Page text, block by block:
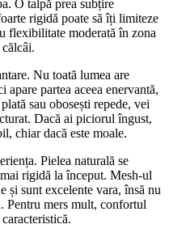
O talpă prea subțire
rigidă poate să îți limiteze
flexibilitate moderată în zona
Nu toată lumea are
partea aceea enervantă,
sau obosești repede, vei
Dacă ai piciorul îngust,
chiar dacă este moale.
Pielea naturală se
rigidă la început. Mesh-ul
și sunt excelente vara, însă nu
Pentru mers mult, confortul